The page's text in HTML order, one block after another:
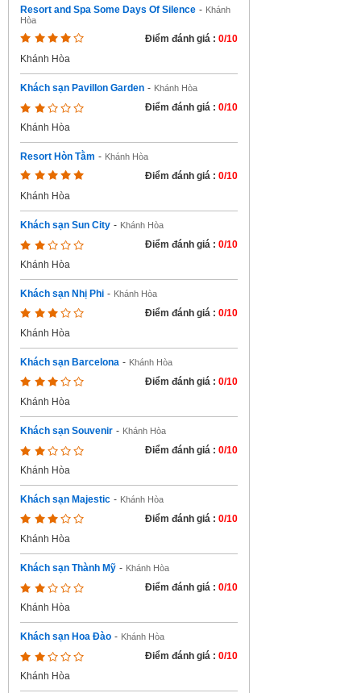
Resort and Spa Some Days Of Silence - Khánh
Hòa
Điểm đánh giá : 0/10
Khánh Hòa
Khách sạn Pavillon Garden - Khánh Hòa
Điểm đánh giá : 0/10
Khánh Hòa
Resort Hòn Tằm - Khánh Hòa
Điểm đánh giá : 0/10
Khánh Hòa
Khách sạn Sun City - Khánh Hòa
Điểm đánh giá : 0/10
Khánh Hòa
Khách sạn Nhị Phi - Khánh Hòa
Điểm đánh giá : 0/10
Khánh Hòa
Khách sạn Barcelona - Khánh Hòa
Điểm đánh giá : 0/10
Khánh Hòa
Khách sạn Souvenir - Khánh Hòa
Điểm đánh giá : 0/10
Khánh Hòa
Khách sạn Majestic - Khánh Hòa
Điểm đánh giá : 0/10
Khánh Hòa
Khách sạn Thành Mỹ - Khánh Hòa
Điểm đánh giá : 0/10
Khánh Hòa
Khách sạn Hoa Đào - Khánh Hòa
Điểm đánh giá : 0/10
Khánh Hòa